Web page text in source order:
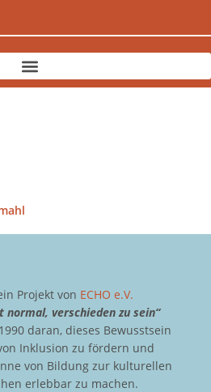
Projekt von ECHO e.V.
normal, verschieden zu sein“
daran, dieses Bewusstsein
Inklusion zu fördern und
von Bildung zur kulturellen
erlebbar zu machen.